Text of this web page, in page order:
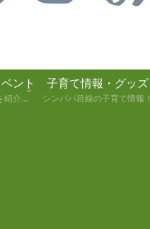
ント
静岡県の観光スポットを紹介します！
子育て情報・グッズ
シンパパ目線の子育て情報！